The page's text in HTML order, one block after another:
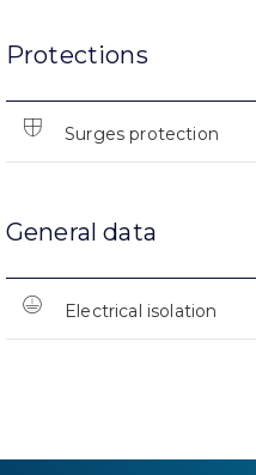
Protections
Surges protection
General data
Electrical isolation